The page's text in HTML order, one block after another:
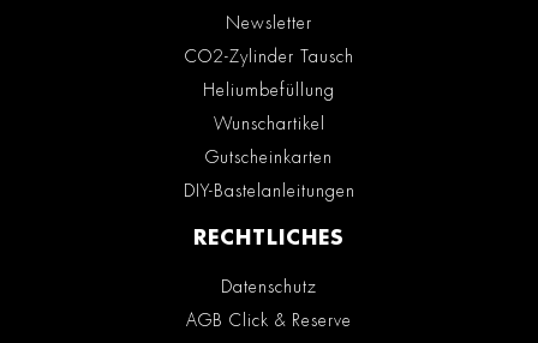
Newsletter
CO2-Zylinder Tausch
Heliumbefüllung
Wunschartikel
Gutscheinkarten
DIY-Bastelanleitungen
RECHTLICHES
Datenschutz
AGB Click & Reserve